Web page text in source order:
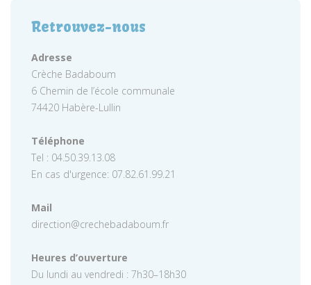
Retrouvez-nous
Adresse
Crèche Badaboum
6 Chemin de l’école communale
74420 Habère-Lullin
Téléphone
Tel : 04.50.39.13.08
En cas d'urgence: 07.82.61.99.21
Mail
direction@crechebadaboum.fr
Heures d’ouverture
Du lundi au vendredi : 7h30–18h30